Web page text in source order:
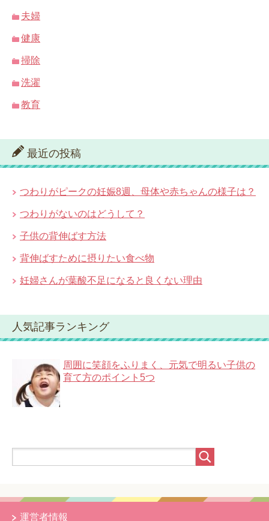
夫婦
健康
掃除
洗濯
教育
最近の投稿
つわりがピークの妊娠8週、母体や赤ちゃんの様子は？
つわりがないのはどうして？
子供の背伸ばす方法
背伸ばすために摂りたい食べ物
妊婦さんが葉酸不足になると良くない理由
人気記事ランキング
周囲に笑顔をふりまく、元気で明るい子供の
育て方のポイント5つ
運営者情報